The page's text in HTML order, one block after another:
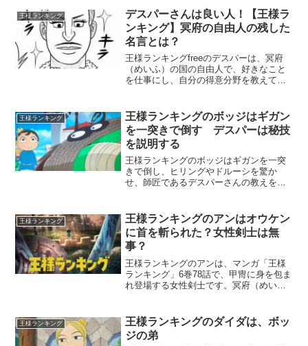
す。カゲとボッジ、それぞれが直面する
新たな試練とは...
王様ランキング
デスパーさんは良い人！【王様ラ
ンキング】冥府の自由人の残した
名言とは？
王様ランキングfreeのデスパーは、冥府
（めいふ）の国の自由人で、好きなこと
を仕事にし、自分の得意分野を教えてく
ハーには、きっとこのような知性あふれ
る言葉は出てこないと思...
王様ランキング
王様ランキングのボッジはギガン
を一突きで倒す デスパーは秘技
を説明する
王様ランキングのボッジはギガンを一突
きで倒し、ヒリングやドルーシを驚か
せ、師匠であるデスパーさんの教えを着
第十四話「王子の帰還」では、わかりや
すく説明しています。引用：...
王様ランキング
王様ランキングのアンはオウケン
に首を斬られた？女性剣士は無
事？
王様ランキングのアンは、マンガ「王様
ランキング」6巻78話で、甲冑に身を包ま
れ登場する女性剣士です。冥府（めい
自ら危険な場所に向かって行きました。
冥府（めいふ）の罪人で...
王様ランキング
王様ランキングのダイダは、ボッ
ジの弟